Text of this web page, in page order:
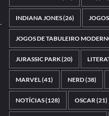
INDIANA JONES(26)
JOGOS DE TABULEIRO
JURASSIC PARK(20)
MARVEL(41) NERD(38)
NOTÍCIAS(128) OSCAR (21)